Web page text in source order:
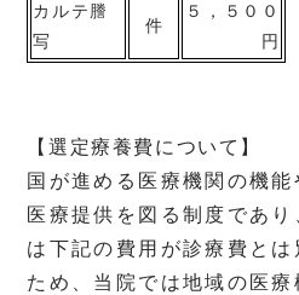
カルテ謄
写
件
５，５００
円
【選定療養費について】
国が進める医療機関の機
医療提供を図る制度であ
は下記の費用が診療費と
ため、当院では地域の医療